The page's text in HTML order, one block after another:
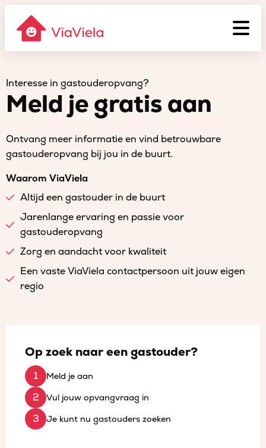
Interesse in gastouderopvang?
Meld je gratis aan
Ontvang meer informatie en vind betrouwbare
gastouderopvang bij jou in de buurt.
Waarom ViaViela
Altijd een gastouder in de buurt
Jarenlange ervaring en passie voor
gastouderopvang
Zorg en aandacht voor kwaliteit
Een vaste ViaViela contactpersoon uit jouw eigen
regio
Op zoek naar een gastouder?
Meld je aan
Vul jouw opvangvraag in
Je kunt nu gastouders zoeken